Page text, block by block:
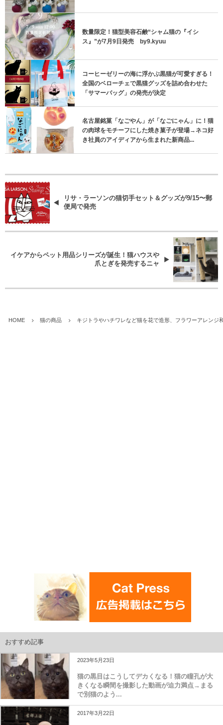
数量限定！猫型美容石鹸“シャム猫の『イシ
ス』”が7月9日発売 by9.kyuu
コーヒーゼリーの海に浮かぶ黒猫が可愛すぎる！
全国のベローチェで黒猫グッズを詰め合わせた
「サマーバッグ」の発売が決定
名古屋銘菓「なごやん」が「なごにゃん」に！猫
の肉球をモチーフにした焼き菓子が登場→ネコ好
き社員のアイディアから生まれた新商品...
リサ・ラーソンの猫切手セット＆グッズが9/15〜郵
便局で発売
イケアからペット用品シリーズが誕生！猫ハウスや
爪とぎを発売するニャ
HOME 猫の商品 キジトラやハチワレなど猫を花で造形、フラワーアレンジ
おすすめ記事
2023年5月23日
猫の黒目はこうしてデカくなる！猫の瞳孔が大
きくなる瞬間を撮影した動画が迫力満点→まる
で別猫のよう...
2017年3月22日